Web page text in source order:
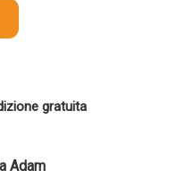
gratuita
Adam